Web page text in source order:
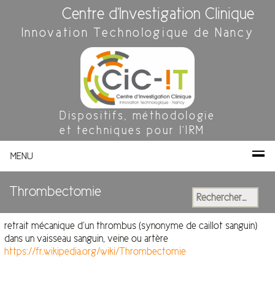
Centre d'Investigation Clinique
Innovation Technologique de Nancy
Dispositifs, méthodologie
et techniques pour l'IRM
MENU
Thrombectomie Rechercher :
retrait mécanique d’un thrombus (synonyme de caillot sanguin)
dans un vaisseau sanguin, veine ou artère
https://fr.wikipedia.org/wiki/Thrombectomie